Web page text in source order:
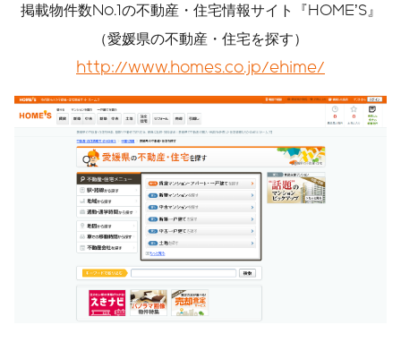
掲載物件数No.1の不動産・住宅情報サイト『HOME’S』
（愛媛県の不動産・住宅を探す）
http://www.homes.co.jp/ehime/